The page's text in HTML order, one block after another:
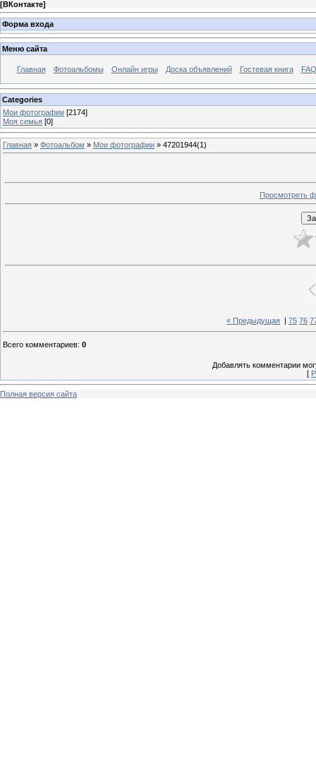
[ВКонтакте]
Форма входа
Меню сайта
Главная Фотоальбомы Онлайн игры Доска объявлений Гостевая книга
Categories
Мои фотографии [2174]
Моя семья [0]
Главная » Фотоальбом » Мои фотографии » 47201944(1)
Просмотреть
« Предыдущая 75 76
Всего комментариев: 0
Добавлять комментарии
[
Полная версия сайта